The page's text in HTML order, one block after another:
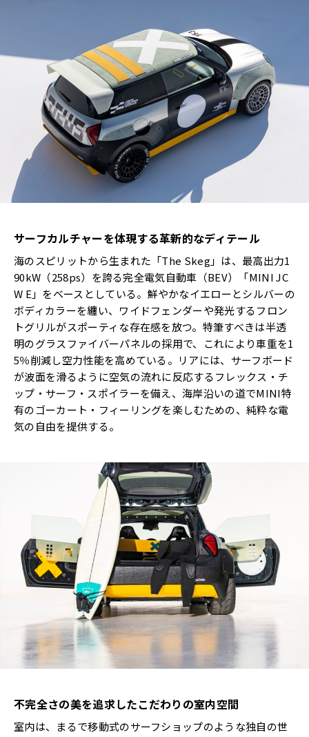
サーフカルチャーを体現する革新的なディテール
海のスピリットから生まれた「The Skeg」は、最高出力1
90kW（258ps）を誇る完全電気自動車（BEV）「MINI JC
W E」をベースとしている。鮮やかなイエローとシルバーの
ボディカラーを纏い、ワイドフェンダーや発光するフロン
トグリルがスポーティな存在感を放つ。特筆すべきは半透
明のグラスファイバーパネルの採用で、これにより車重を1
5％削減し空力性能を高めている。リアには、サーフボード
が波面を滑るように空気の流れに反応するフレックス・チ
ップ・サーフ・スポイラーを備え、海岸沿いの道でMINI特
有のゴーカート・フィーリングを楽しむための、純粋な電
気の自由を提供する。
不完全さの美を追求したこだわりの室内空間
室内は、まるで移動式のサーフショップのような独自の世